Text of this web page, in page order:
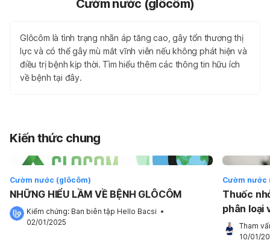
Cườm nước (glôcôm)
Glôcôm là tình trạng nhãn áp tăng cao, gây tổn thương thị
lực và có thể gây mù mắt vĩnh viễn nếu không phát hiện và
điều trị bệnh kịp thời. Tìm hiểu thêm các thông tin hữu ích
về bệnh tại đây.
Kiến thức chung
Cườm nước (glôcôm)
NHỮNG HIỂU LẦM VỀ BỆNH GLÔCÔM
Kiểm chứng: Ban biên tập Hello Bacsi •
02/01/2025
Cườm nước
Thuốc
phân loại
Tham
10/01/